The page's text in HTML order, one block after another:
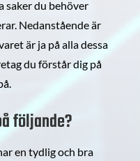
saker du behöver
Nedanstående är
är ja på alla dessa
du förstår dig på
följande?
en tydlig och bra